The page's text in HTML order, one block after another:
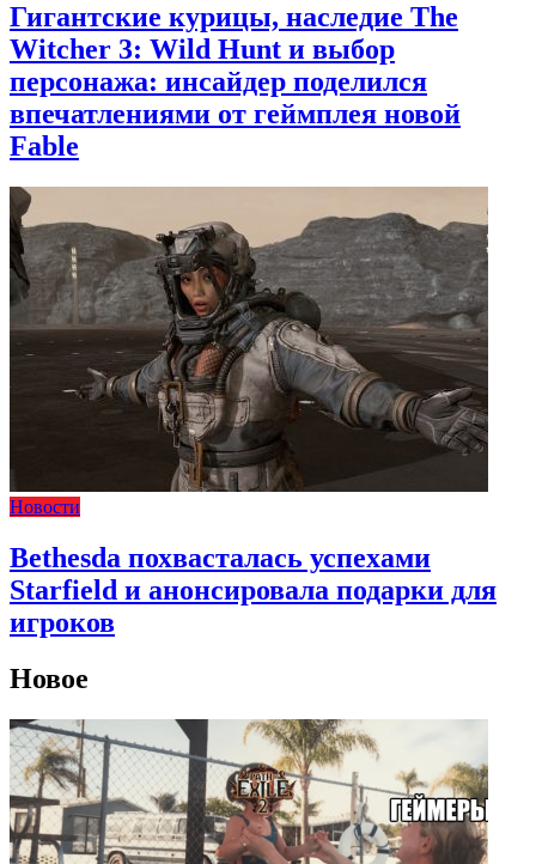
Гигантские курицы, наследие The
Witcher 3: Wild Hunt и выбор
персонажа: инсайдер поделился
впечатлениями от геймплея новой
Fable
Новости
Bethesda похвасталась успехами
Starfield и анонсировала подарки для
игроков
Новое